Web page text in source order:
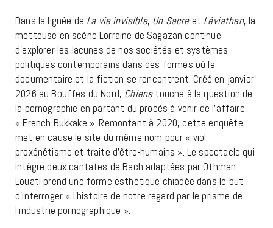
Dans la lignée de La vie invisible, Un Sacre et Léviathan, la
metteuse en scène Lorraine de Sagazan continue
d’explorer les lacunes de nos sociétés et systèmes
politiques contemporains dans des formes où le
documentaire et la fiction se rencontrent. Créé en janvier
2026 au Bouffes du Nord, Chienstouche à la question de
la pornographie en partant du procès à venir de l’affaire
« French Bukkake ». Remontant à 2020, cette enquête
met en cause le site du même nom pour « viol,
proxénétisme et traite d’être-humains ». Le spectacle qui
intègre deux cantates de Bach adaptées par Othman
Louati prend une forme esthétique chiadée dans le but
d’interroger « l’histoire de notre regard par le prisme de
l’industrie pornographique ».